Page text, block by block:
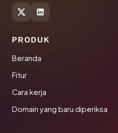
PRODUK
Beranda
Fitur
Cara kerja
Domain yang baru diperiksa